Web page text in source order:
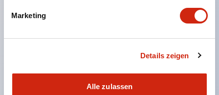
Marketing
Details zeigen
Alle zulassen
UL-, c-UL- und TUV-zertifiziert. EN-Norm-konform